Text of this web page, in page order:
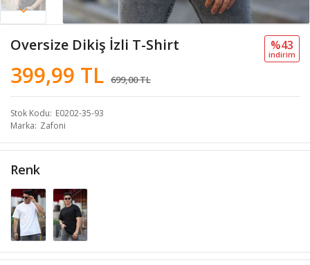
Oversize Dikiş İzli T-Shirt
399,99 TL 699,00 TL
%43
i̇ndi̇ri̇m
Stok Kodu E0202-35-93
Marka Zafoni
Renk